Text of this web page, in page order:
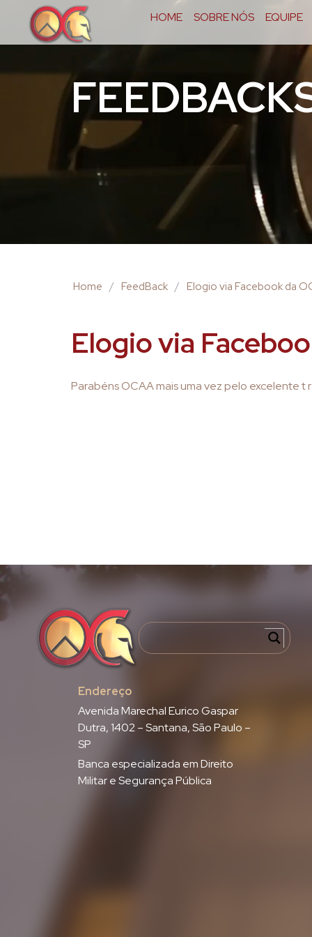
HOME SOBRE NÓS EQUIPE
Home / FeedBack / Elogio via Facebook da
Elogio via
Parabéns OCAA mais uma vez pelo excelente t
Endereço
Avenida Marechal Eurico Gaspar
Dutra, 1402 – Santana, São Paulo –
SP
Banca especializada em Direito
Militar e Segurança Pública